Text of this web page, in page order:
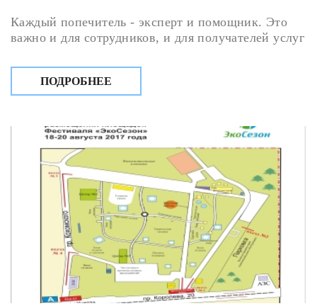
Каждый попечитель - эксперт и помощник. Это
важно и для сотрудников, и для получателей услуг
ПОДРОБНЕЕ